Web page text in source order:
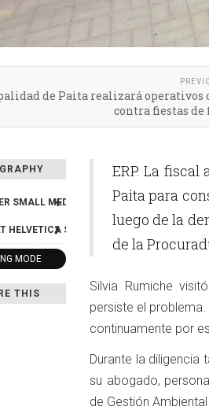
de Paita realizará operativos
contra fiestas de
SMALL MEDIUM BIGGER
HELVETICA SEGOE GEORGIA
MODE
THIS
ERP. La fiscal
Paita para
luego de la
de la
Silvia Rumiche
persiste el
continuamente por
Durante la diligencia
su abogado,
de Gestión